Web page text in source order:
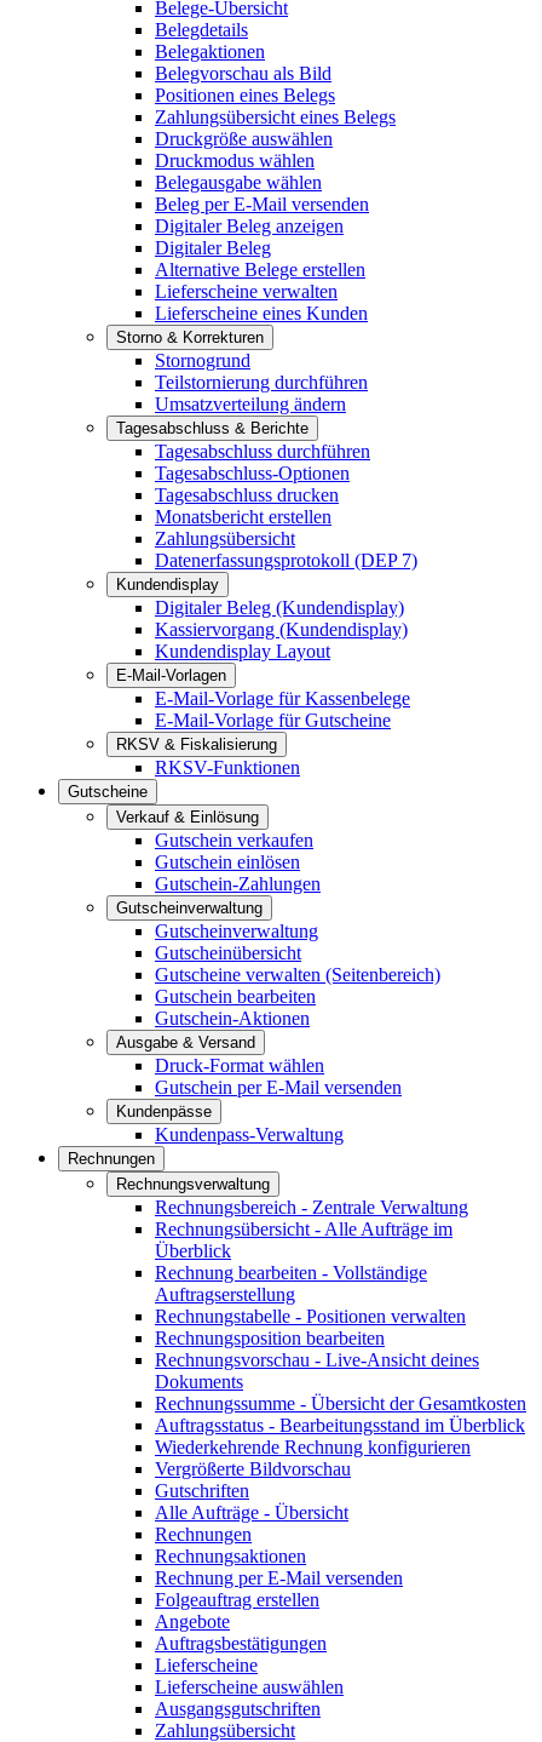
Belege-Übersicht
Belegdetails
Belegaktionen
Belegvorschau als Bild
Positionen eines Belegs
Zahlungsübersicht eines Belegs
Druckgröße auswählen
Druckmodus wählen
Belegausgabe wählen
Beleg per E-Mail versenden
Digitaler Beleg anzeigen
Digitaler Beleg
Alternative Belege erstellen
Lieferscheine verwalten
Lieferscheine eines Kunden
Storno & Korrekturen
Stornogrund
Teilstornierung durchführen
Umsatzverteilung ändern
Tagesabschluss & Berichte
Tagesabschluss durchführen
Tagesabschluss-Optionen
Tagesabschluss drucken
Monatsbericht erstellen
Zahlungsübersicht
Datenerfassungsprotokoll (DEP 7)
Kundendisplay
Digitaler Beleg (Kundendisplay)
Kassiervorgang (Kundendisplay)
Kundendisplay Layout
E-Mail-Vorlagen
E-Mail-Vorlage für Kassenbelege
E-Mail-Vorlage für Gutscheine
RKSV & Fiskalisierung
RKSV-Funktionen
Gutscheine
Verkauf & Einlösung
Gutschein verkaufen
Gutschein einlösen
Gutschein-Zahlungen
Gutscheinverwaltung
Gutscheinverwaltung
Gutscheinübersicht
Gutscheine verwalten (Seitenbereich)
Gutschein bearbeiten
Gutschein-Aktionen
Ausgabe & Versand
Druck-Format wählen
Gutschein per E-Mail versenden
Kundenpässe
Kundenpass-Verwaltung
Rechnungen
Rechnungsverwaltung
Rechnungsbereich - Zentrale Verwaltung
Rechnungsübersicht - Alle Aufträge im
Überblick
Rechnung bearbeiten - Vollständige
Auftragserstellung
Rechnungstabelle - Positionen verwalten
Rechnungsposition bearbeiten
Rechnungsvorschau - Live-Ansicht deines
Dokuments
Rechnungssumme - Übersicht der Gesamtkosten
Auftragsstatus - Bearbeitungsstand im Überblick
Wiederkehrende Rechnung konfigurieren
Vergrößerte Bildvorschau
Gutschriften
Alle Aufträge - Übersicht
Rechnungen
Rechnungsaktionen
Rechnung per E-Mail versenden
Folgeauftrag erstellen
Angebote
Auftragsbestätigungen
Lieferscheine
Lieferscheine auswählen
Ausgangsgutschriften
Zahlungsübersicht